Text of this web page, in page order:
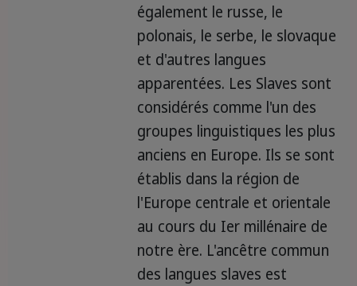
également le russe, le
polonais, le serbe, le slovaque
et d'autres langues
apparentées. Les Slaves sont
considérés comme l'un des
groupes linguistiques les plus
anciens en Europe. Ils se sont
établis dans la région de
l'Europe centrale et orientale
au cours du Ier millénaire de
notre ère. L'ancêtre commun
des langues slaves est